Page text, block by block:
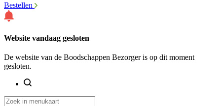
Bestellen
Website vandaag gesloten
De website van de Boodschappen Bezorger is op dit moment
gesloten.